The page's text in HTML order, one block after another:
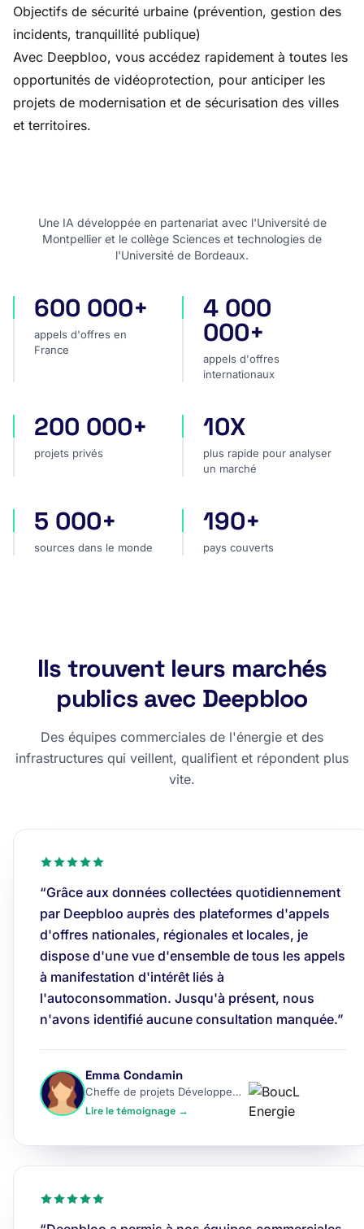
Objectifs de sécurité urbaine (prévention, gestion des
incidents, tranquillité publique)
Avec Deepbloo, vous accédez rapidement à toutes les
opportunités de vidéoprotection, pour anticiper les
projets de modernisation et de sécurisation des villes
et territoires.
Une IA développée en partenariat avec l'Université de
Montpellier et le collège Sciences et technologies de
l'Université de Bordeaux.
appels d'offres en France
600 000+
appels d'offres en
France
appels d'offres
4 000
000+
appels d'offres
internationaux
projets privés
200 000+
projets privés
plus rapide pour analyser
10X
plus rapide pour analyser
un marché
sources dans le monde
5 000+
sources dans le monde
pays couverts
190+
pays couverts
Ils trouvent leurs marchés
publics avec Deepbloo
Des équipes commerciales de l'énergie et des
infrastructures qui veillent, qualifient et répondent plus
vite.
“Grâce aux données collectées quotidiennement
par Deepbloo auprès des plateformes d'appels
d'offres nationales, régionales et locales, je
dispose d'une vue d'ensemble de tous les appels
à manifestation d'intérêt liés à
l'autoconsommation. Jusqu'à présent, nous
n'avons identifié aucune consultation manquée.”
Emma Condamin
Cheffe de projets Développement
Lire le témoignage →